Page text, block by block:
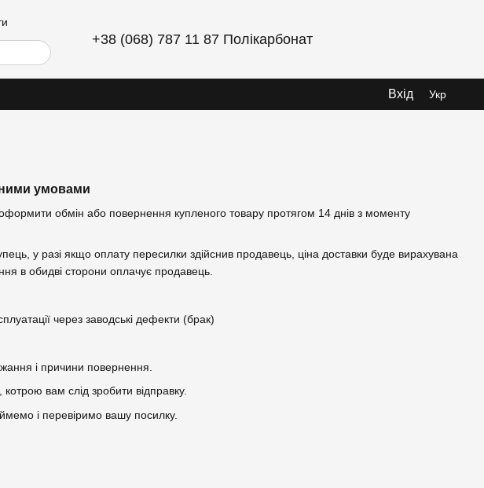
+38 (068) 787 11 87 Полікарбонат
Вхід Укр
умовами
обмін або повернення купленого товару протягом 14 днів з моменту
у разі якщо оплату пересилки здійснив продавець, ціна доставки буде вирахувана
в обидві сторони оплачує продавець.
через заводські дефекти (брак)
і причини повернення.
вам слід зробити відправку.
і перевіримо вашу посилку.